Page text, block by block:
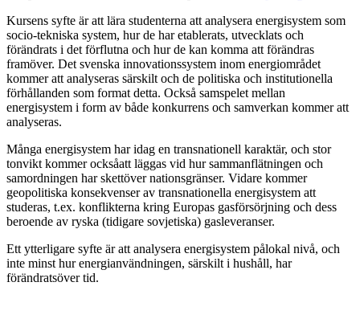
Kursens syfte är att lära studenterna att analysera energisystem som
socio-tekniska system, hur de har etablerats, utvecklats och
förändrats i det förflutna och hur de kan komma att förändras
framöver. Det svenska innovationssystem inom energiområdet
kommer att analyseras särskilt och de politiska och institutionella
förhållanden som format detta. Också samspelet mellan
energisystem i form av både konkurrens och samverkan kommer att
analyseras.
Många energisystem har idag en transnationell karaktär, och stor
tonvikt kommer ocksåatt läggas vid hur sammanflätningen och
samordningen har skettöver nationsgränser. Vidare kommer
geopolitiska konsekvenser av transnationella energisystem att
studeras, t.ex. konflikterna kring Europas gasförsörjning och dess
beroende av ryska (tidigare sovjetiska) gasleveranser.
Ett ytterligare syfte är att analysera energisystem pålokal nivå, och
inte minst hur energianvändningen, särskilt i hushåll, har
förändratsöver tid.